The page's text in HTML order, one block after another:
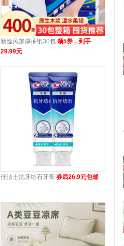
新逸风加厚抽纸30包 领5券，到手
29.99元
佳洁士抗牙结石牙膏 券后26.9元包邮